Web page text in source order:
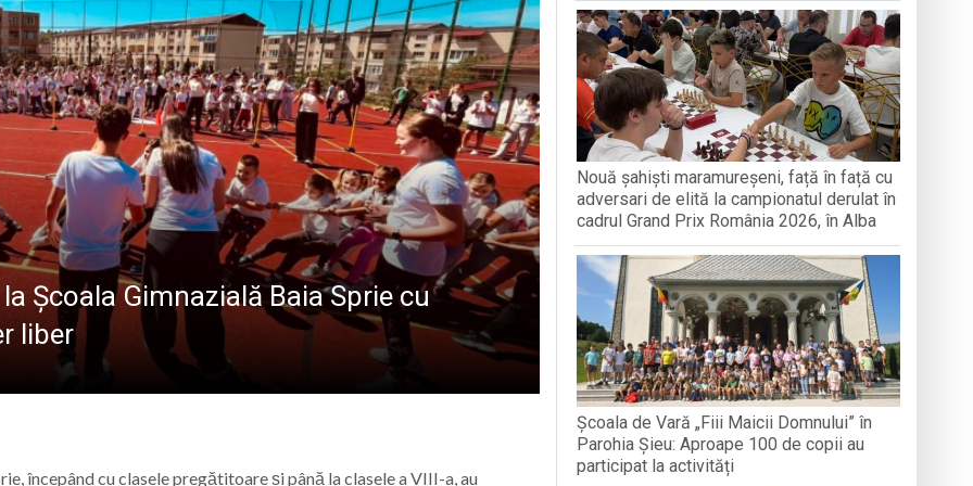
Weekend continuă povestea de la „Capătul Lumii”
Baia Mare, la Întâlnirea Internațională a Tinerilor Ortodocși (ITO) de la București
Meditație la Duminica a 10-a după Rusalii – credința, rugăciunea și postul, arme duhovnicești în
Maramureș: Tabăra „Maramureș Family Camp” va avea loc în satul Breb
GRAFICULUI
Școala Gimnazială Baia Sprie cu
liber
începând cu clasele pregătitoare și până la clasele a VIII-a, au
Nouă șahiști maramureșeni, față în față cu
adversari de elită la campionatul derulat în
cadrul Grand Prix România 2026, în Alba
Școala de Vară „Fiii Maicii Domnului” în
Parohia Șieu: Aproape 100 de copii au
participat la activități